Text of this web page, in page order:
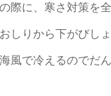
際に、寒さ対策を
しりから下がびしょ
風で冷えるのでだ